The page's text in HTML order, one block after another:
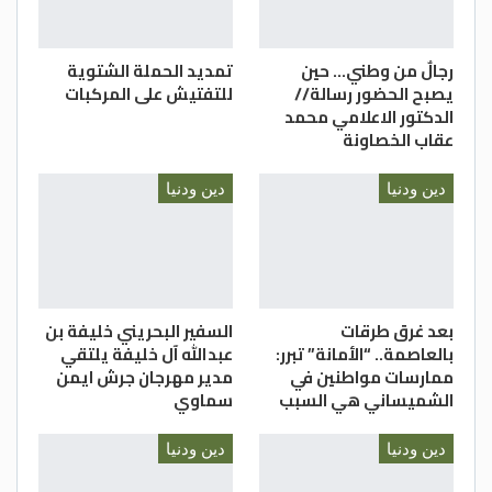
رجالٌ من وطني… حين
يصبح الحضور رسالة//
الدكتور الاعلامي محمد
عقاب الخصاونة
تمديد الحملة الشتوية
للتفتيش على المركبات
دين ودنيا
بعد غرق طرقات
بالعاصمة.. “الأمانة” تبرر:
ممارسات مواطنين في
الشميساني هي السبب
دين ودنيا
السفير البحريني خليفة بن
عبدالله آل خليفة يلتقي
مدير مهرجان جرش ايمن
سماوي
دين ودنيا دين ودنيا